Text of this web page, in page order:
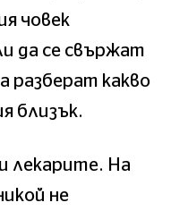
човек
да се свържат
разберат какво
близък.
лекарите. На
не